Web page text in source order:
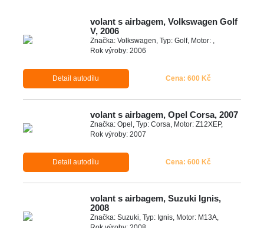
volant s airbagem, Volkswagen Golf
V, 2006
Značka: Volkswagen, Typ: Golf, Motor: ,
Rok výroby: 2006
Detail autodílu Cena: 600 Kč
volant s airbagem, Opel Corsa, 2007
Značka: Opel, Typ: Corsa, Motor: Z12XEP,
Rok výroby: 2007
Detail autodílu Cena: 600 Kč
volant s airbagem, Suzuki Ignis,
2008
Značka: Suzuki, Typ: Ignis, Motor: M13A,